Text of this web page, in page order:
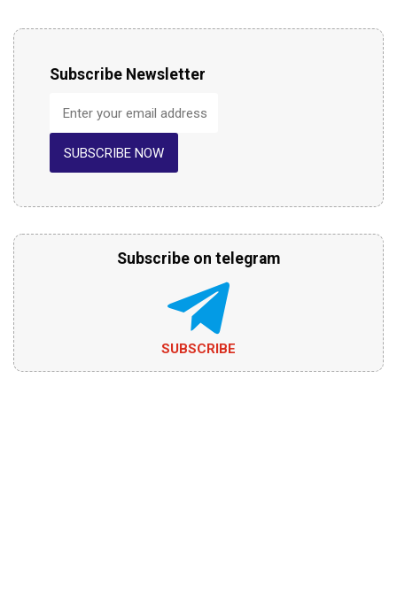
Subscribe Newsletter
SUBSCRIBE NOW
Subscribe on telegram
SUBSCRIBE